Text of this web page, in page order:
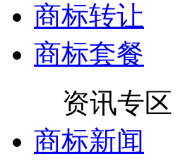
商标转让
商标套餐
资讯专区
商标新闻